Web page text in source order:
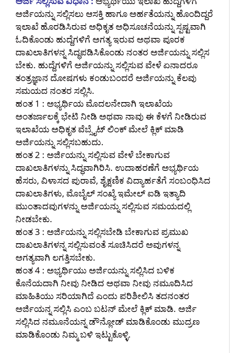
ಅರ್ಜಿಯನ್ನು ಸಲ್ಲಿಸಲು ಆಸಕ್ತಿ ಹಾಗೂ ಅರ್ಹತೆಯನ್ನು ಹೊಂದಿದ್ದರೆ
ಇಲಾಖೆ ಹೊರಡಿಸಿರುವ ಅಧಿಕೃತ ಅಧಿಸೂಚನೆಯನ್ನು ಸ್ಪಷ್ಟವಾಗಿ
ಓದಿಕೊಂಡು ಹುದ್ದೆಗಳಿಗೆ ಅಗತ್ಯ ಇರುವ ಅಥವಾ ಪೂರಕ
ದಾಖಲಾತಿಗಳನ್ನ ಸಿದ್ಧಪಡಿಸಿಕೊಂಡು ನಂತರ ಅರ್ಜಿಯನ್ನು ಸಲ್ಲಿಸ
ಬೇಕು. ಹುದ್ದೆಗಳಿಗೆ ಅರ್ಜಿಯನ್ನು ಸಲ್ಲಿಸುವ ವೇಳೆ ಏನಾದರೂ
ತಂತ್ರಜ್ಞಾನ ದೋಷಗಳು ಕಂಡುಬಂದರೆ ಅರ್ಜಿಯನ್ನು ಕೆಲವು
ಸಮಯದ ನಂತರ ಸಲ್ಲಿಸಿ.
ಹಂತ 1 : ಅಭ್ಯರ್ಥಿಯ ಮೊದಲನೇದಾಗಿ ಇಲಾಖೆಯ
ಅಂತರ್ಜಾಲಕ್ಕೆ ಭೇಟಿ ನೀಡಿ ಅಥವಾ ನಾವು ಈ ಕೆಳಗೆ ನೀಡಿರುವ
ಇಲಾಖೆಯ ಅಧಿಕೃತ ವೆಬ್ಸೈಟ್ ಲಿಂಕ್ ಮೇಲೆ ಕ್ಲಿಕ್ ಮಾಡಿ
ಅರ್ಜಿಯನ್ನು ಸಲ್ಲಿಸಬಹುದು.
ಹಂತ 2 : ಅರ್ಜಿಯನ್ನು ಸಲ್ಲಿಸುವ ವೇಳೆ ಬೇಕಾಗುವ
ದಾಖಲಾತಿಗಳನ್ನು ಸಿದ್ಧವಾಗಿರಿಸಿ. ಉದಾಹರಣೆಗೆ ಅಭ್ಯರ್ಥಿಯ
ಹೆಸರು, ವಿಳಾಸದ ಪುರಾವೆ, ಶೈಕ್ಷಣಿಕ ವಿದ್ಯಾರ್ಹತೆಗೆ ಸಂಬಂಧಿಸಿದ
ದಾಖಲಾತಿಗಳು, ಮೊಬೈಲ್ ಸಂಖ್ಯೆ ಇಮೇಲ್ ಐಡಿ ಇತ್ಯಾದಿ
ಮುಂತಾದವುಗಳನ್ನು ಅರ್ಜಿಯನ್ನು ಸಲ್ಲಿಸುವ ಸಮಯದಲ್ಲಿ
ನೀಡಬೇಕು.
ಹಂತ 3 : ಅರ್ಜಿಯನ್ನು ಸಲ್ಲಿಸಬೇಡಿ ಬೇಕಾಗುವ ಪ್ರಮುಖ
ದಾಖಲಾತಿಗಳನ್ನ ಸಲ್ಲಿಸುವಂತೆ ಸೂಚಿಸಿದರೆ ಅವುಗಳನ್ನ
ಅಗತ್ಯವಾಗಿ ಲಗತ್ತಿಸಬೇಕು.
ಹಂತ 4 : ಅಭ್ಯರ್ಥಿಯು ಅರ್ಜಿಯನ್ನು ಸಲ್ಲಿಸಿದ ಬಳಿಕ
ಕೊನೆಯದಾಗಿ ನೀವು ನೀಡಿದ ಅಥವಾ ನೀವು ನಮೂದಿಸಿದ
ಮಾಹಿತಿಯು ಸರಿಯಾಗಿದೆ ಎಂದು ಪರಿಶೀಲಿಸಿ ತದನಂತರ
ಅರ್ಜಿಯನ್ನ ಸಲ್ಲಿಸಿ ಎಂಬ ಬಟನ್ ಮೇಲೆ ಕ್ಲಿಕ್ ಮಾಡಿ. ಅರ್ಜಿ
ಸಲ್ಲಿಸಿದ ನಮೂನೆಯನ್ನ ಡೌನ್ಲೋಡ್ ಮಾಡಿಕೊಂಡು ಮುದ್ರಣ
ಮಾಡಿಕೊಂಡು ನಿಮ್ಮ ಬಳಿ ಇಟ್ಟುಕೊಳ್ಳಿ.